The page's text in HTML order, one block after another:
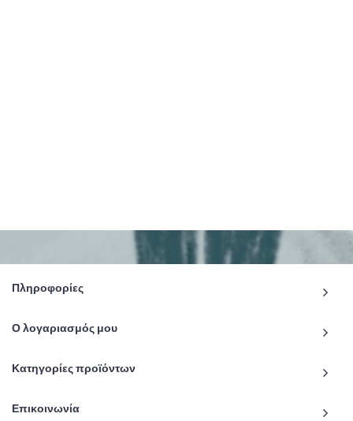
Πληροφορίες
Ο λογαριασμός μου
Κατηγορίες προϊόντων
Επικοινωνία